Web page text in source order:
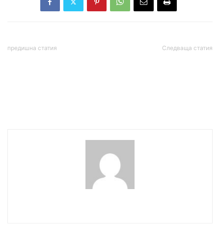
предишна статия Следваща статия